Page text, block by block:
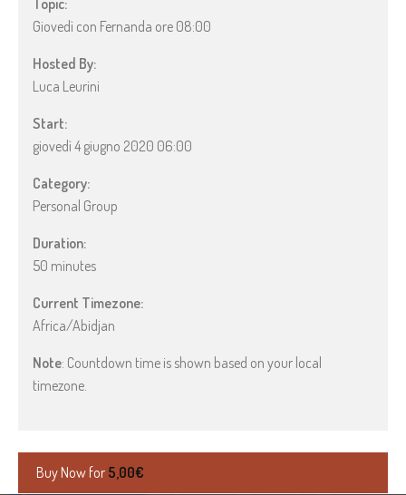
Giovedì con Fernanda ore 08:00
Hosted By:
Luca Leurini
Start:
giovedì 4 giugno 2020 06:00
Category:
Personal Group
Duration:
50 minutes
Current Timezone:
Africa/Abidjan
Note: Countdown time is shown based on your local
timezone.
Buy Now for 5,00€